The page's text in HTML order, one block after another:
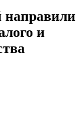
направили
и